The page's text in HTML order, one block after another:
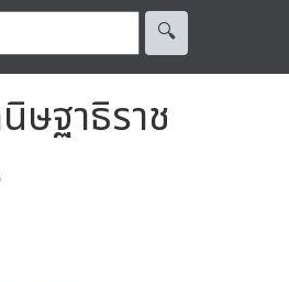
🔍︎
ษฐาธิราช